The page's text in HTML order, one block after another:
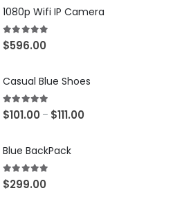
1080p Wifi IP Camera
5.00out of 5
$596.00
Casual Blue Shoes
5.00 out of 5
$101.00 – $111.00
Blue BackPack
5.00out of 5
$299.00